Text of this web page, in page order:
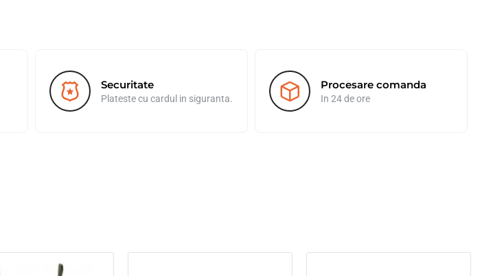
Securitate
Plateste cu cardul in siguranta.
Procesare comanda
In 24 de ore